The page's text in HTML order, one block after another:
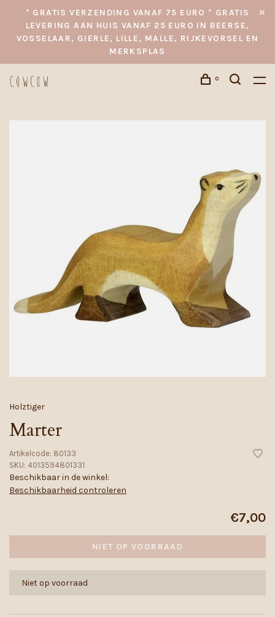
* GRATIS VERZENDING VANAF 75 EURO * GRATIS
LEVERING AAN HUIS VANAF 25 EURO IN BEERSE,
VOSSELAAR, GIERLE, LILLE, MALLE, RIJKEVORSEL EN
MERKSPLAS
0
Holztiger
Marter
Artikelcode: 80133
SKU: 4013594801331
Beschikbaar in de winkel:
Beschikbaarheid controleren
€7,00
NIET OP VOORRAAD
Niet op voorraad